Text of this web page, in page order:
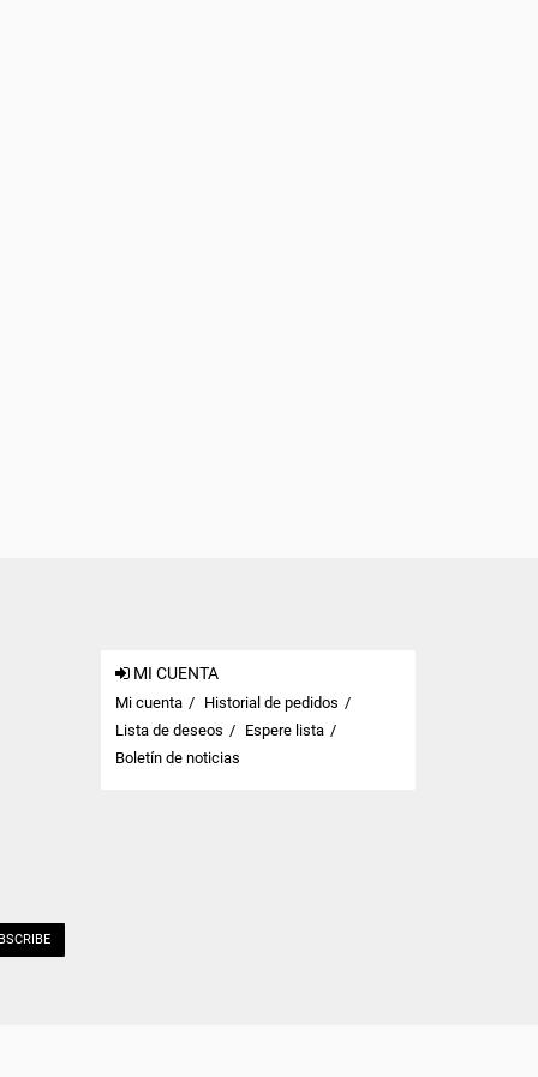
MI CUENTA
Mi cuenta
Historial de pedidos
Lista de deseos
Espere lista
Boletín de noticias